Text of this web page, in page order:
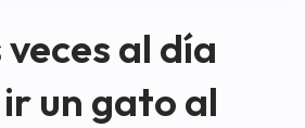
al día
un gato al